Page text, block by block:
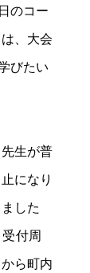
のコー
、大会
びたい
生が普
になり
した
付周
ら町内